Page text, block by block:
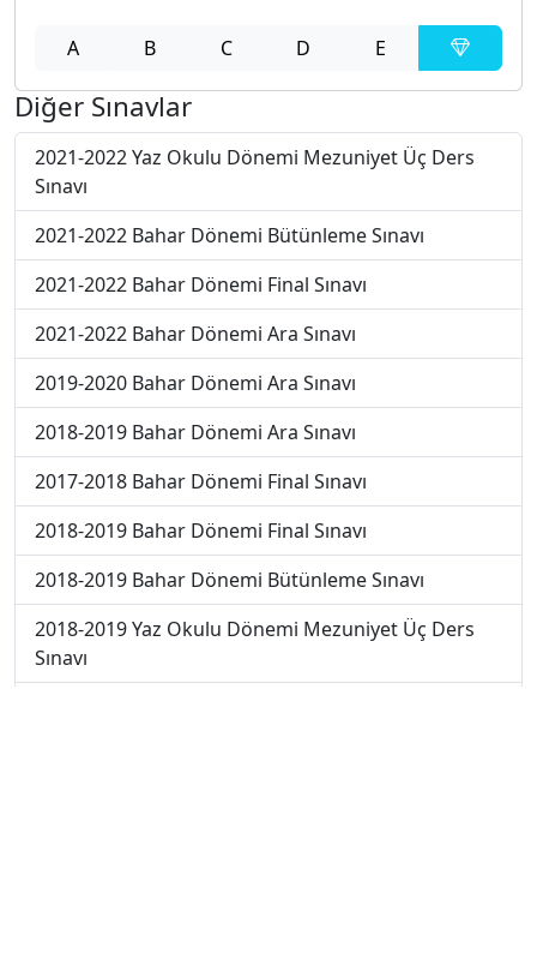
A B C D E
Diğer Sınavlar
2021-2022 Yaz Okulu Dönemi Mezuniyet Üç Ders
Sınavı
2021-2022 Bahar Dönemi Bütünleme Sınavı
2021-2022 Bahar Dönemi Final Sınavı
2021-2022 Bahar Dönemi Ara Sınavı
2019-2020 Bahar Dönemi Ara Sınavı
2018-2019 Bahar Dönemi Ara Sınavı
2017-2018 Bahar Dönemi Final Sınavı
2018-2019 Bahar Dönemi Final Sınavı
2018-2019 Bahar Dönemi Bütünleme Sınavı
2018-2019 Yaz Okulu Dönemi Mezuniyet Üç Ders
Sınavı